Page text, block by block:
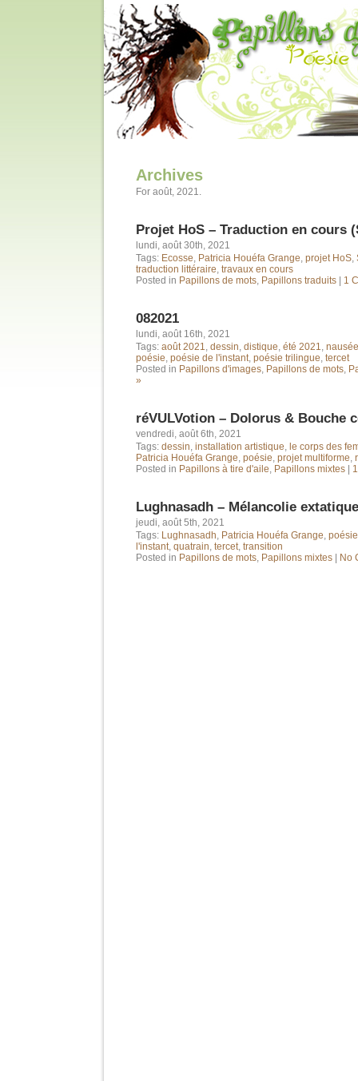
Archives
For août, 2021.
Projet HoS – Traduction en cours
lundi, août 30th, 2021
Tags: Ecosse, Patricia Houéfa Grange, projet HoS,
traduction littéraire, travaux en cours
Posted in Papillons de mots, Papillons traduits 1
082021
lundi, août 16th, 2021
Tags: août 2021, dessin, distique, été 2021, nausée
poésie, poésie de l'instant, poésie trilingue, tercet
Posted in Papillons d'images, Papillons de mots,
»
réVULVotion – Dolorus & Bouche
vendredi, août 6th, 2021
Tags: dessin, installation artistique, le corps des
Patricia Houéfa Grange, poésie, projet multiforme,
Posted in Papillons à tire d'aile, Papillons mixtes
Lughnasadh – Mélancolie
jeudi, août 5th, 2021
Tags: Lughnasadh, Patricia Houéfa Grange, poésie
l'instant, quatrain, tercet, transition
Posted in Papillons de mots, Papillons mixtes No